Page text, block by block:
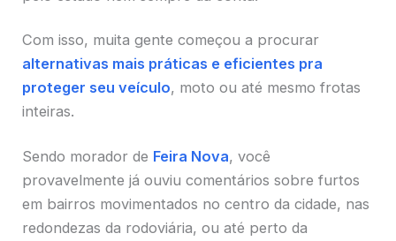
Com isso, muita gente começou a procurar
alternativas mais práticas e eficientes pra
proteger seu veículo, moto ou até mesmo frotas
inteiras.
Sendo morador de Feira Nova, você
provavelmente já ouviu comentários sobre furtos
em bairros movimentados no centro da cidade, nas
redondezas da rodoviária, ou até perto da